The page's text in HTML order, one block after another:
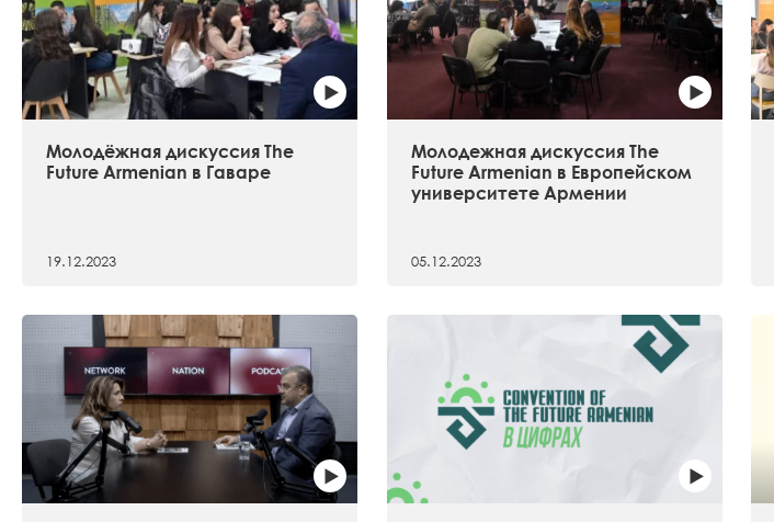
Молодёжная дискуссия The
Future Armenian в Гаваре
19.12.2023
Молодежная дискуссия The
Future Armenian в Европейском
университете Армении
05.12.2023